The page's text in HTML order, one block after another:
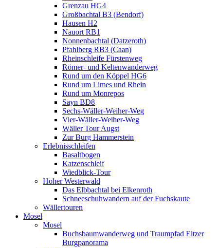
Grenzau HG4
Großbachtal B3 (Bendorf)
Hausen H2
Nauort RB1
Nonnenbachtal (Datzeroth)
Pfahlberg RB3 (Caan)
Rheinschleife Fürstenweg
Römer- und Keltenwanderweg
Rund um den Köppel HG6
Rund um Limes und Rhein
Rund um Monrepos
Sayn BD8
Sechs-Wäller-Weiher-Weg
Vier-Wäller-Weiher-Weg
Wäller Tour Augst
Zur Burg Hammerstein
Erlebnisschleifen
Basaltbogen
Katzenschleif
Wiedblick-Tour
Hoher Westerwald
Das Elbbachtal bei Elkenroth
Schneeschuhwandern auf der Fuchskaute
Wällertouren
Mosel
Mosel
Buchsbaumwanderweg und Traumpfad Eltzer
Burgpanorama